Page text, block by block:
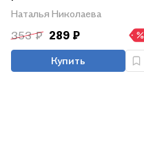
ФГОС
Наталья Николаева
353 ₽ 289 ₽
Купить